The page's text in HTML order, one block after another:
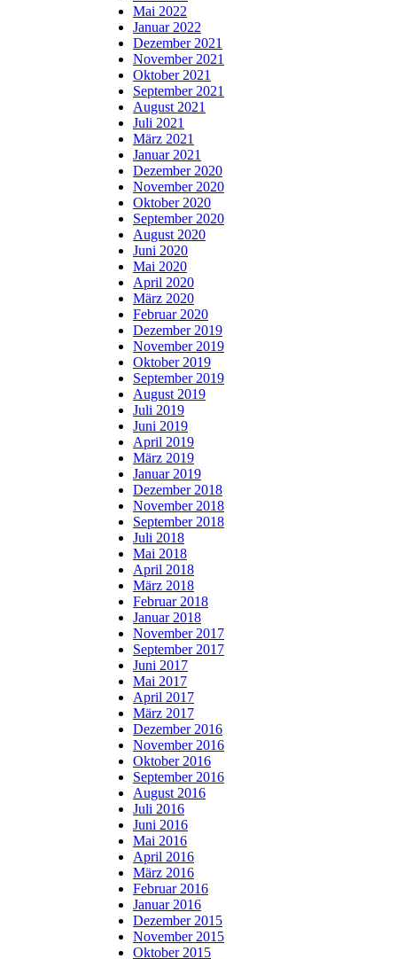
Mai 2022
Januar 2022
Dezember 2021
November 2021
Oktober 2021
September 2021
August 2021
Juli 2021
März 2021
Januar 2021
Dezember 2020
November 2020
Oktober 2020
September 2020
August 2020
Juni 2020
Mai 2020
April 2020
März 2020
Februar 2020
Dezember 2019
November 2019
Oktober 2019
September 2019
August 2019
Juli 2019
Juni 2019
April 2019
März 2019
Januar 2019
Dezember 2018
November 2018
September 2018
Juli 2018
Mai 2018
April 2018
März 2018
Februar 2018
Januar 2018
November 2017
September 2017
Juni 2017
Mai 2017
April 2017
März 2017
Dezember 2016
November 2016
Oktober 2016
September 2016
August 2016
Juli 2016
Juni 2016
Mai 2016
April 2016
März 2016
Februar 2016
Januar 2016
Dezember 2015
November 2015
Oktober 2015